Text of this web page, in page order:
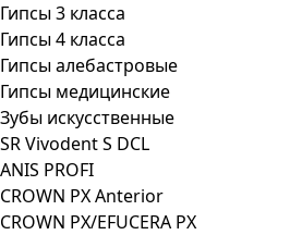
Гипсы 3 класса
Гипсы 4 класса
Гипсы алебастровые
Гипсы медицинские
Зубы искусственные
SR Vivodent S DCL
ANIS PROFI
CROWN PX Anterior
CROWN PX/EFUCERA PX